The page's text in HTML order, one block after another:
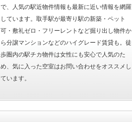
で、人気の駅近物件情報も最新に近い情報を網羅
しています。取手駅が最寄り駅の新築・ペット
可・敷礼ゼロ・フリーレントなど掘り出し物件か
ら分譲マンションなどのハイグレード賃貸も。徒
歩圏内の駅チカ物件は女性にも安心で人気のた
め、気に入った空室はお問い合わせをオススメし
ています。